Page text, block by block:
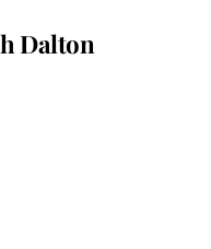
Dalton